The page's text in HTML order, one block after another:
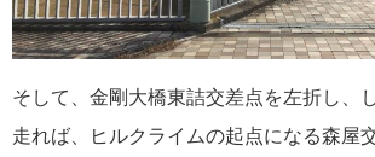
そして、金剛大橋東詰交差点を左折し、
走れば、ヒルクライムの起点になる森屋